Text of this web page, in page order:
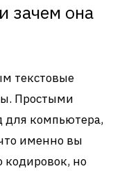
зачем она
текстовые
Простыми
для компьютера,
именно вы
кодировок, но